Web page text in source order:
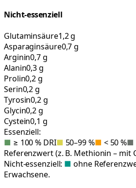
Nicht-essenziell
Glutaminsäure1,2 g
Asparaginsäure0,7 g
Arginin0,7 g
Alanin0,3 g
Prolin0,2 g
Serin0,2 g
Tyrosin0,2 g
Glycin0,2 g
Cystein0,1 g
Essenziell:
■ ≥ 100 % DRI■ 50–99 %■ < 50 %■
Referenzwert (z. B. Methionin – mit
Nicht-essenziell: ■ ohne
Erwachsene.